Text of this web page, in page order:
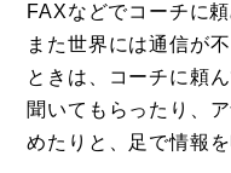
FAXなどでコーチに
また世界には通信が
ときは、コーチに頼
聞いてもらったり、
めたりと、足で情報